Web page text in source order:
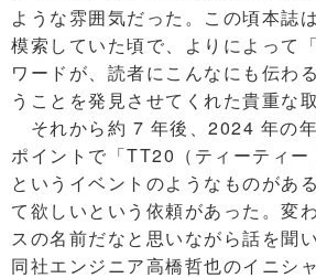
ような雰囲気だった。この頃本誌
模索していた頃で、よりによって
ワードが、読者にこんなにも伝わ
うことを発見させてくれた貴重な
それから約 7 年後、2024 年の
ポイントで「TT20（ティーティー
というイベントのようなものがあ
て欲しいという依頼があった。変
スの名前だなと思いながら話を聞
同社エンジニア高橋哲也のイニシ